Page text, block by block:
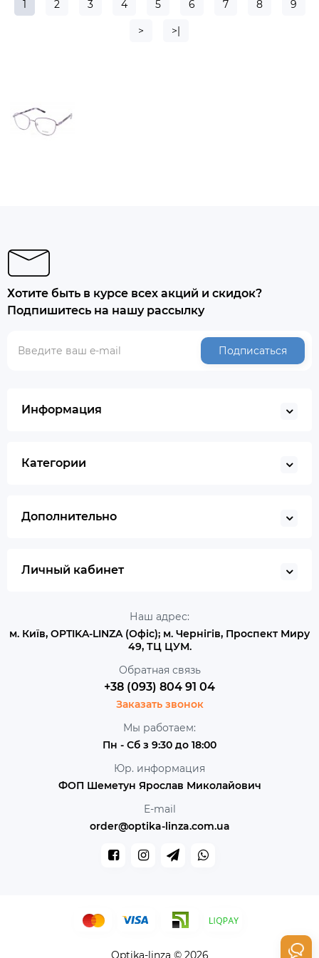
1 2 3 4 5 6 7 8 9
> >|
Хотите быть в курсе всех акций и скидок?
Подпишитесь на нашу рассылку
Подписаться
Информация
Категории
Дополнительно
Личный кабинет
Наш адрес:
м. Київ, OPTIKA-LINZA (Офіс); м. Чернігів, Проспект Миру
49, ТЦ ЦУМ.
Обратная связь
+38 (093) 804 91 04
Заказать звонок
Мы работаем:
Пн - Сб з 9:30 до 18:00
Юр. информация
ФОП Шеметун Ярослав Миколайович
E-mail
order@optika-linza.com.ua
Optika-linza © 2026